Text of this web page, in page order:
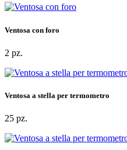
Ventosa con foro
2 pz.
Ventosa a stella per termometro
25 pz.